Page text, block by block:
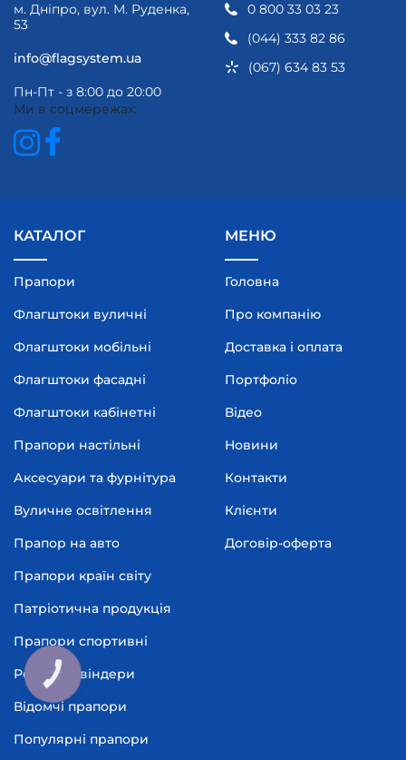
м. Дніпро, вул. М. Руденка,
53
info@flagsystem.ua
Пн-Пт - з 8:00 до 20:00
0 800 33 03 23
(044) 333 82 86
(067) 634 83 53
Ми в соцмережах:
КАТАЛОГ
Прапори
Флагштоки вуличні
Флагштоки мобільні
Флагштоки фасадні
Флагштоки кабінетні
Прапори настільні
Аксесуари та фурнітура
Вуличне освітлення
Прапор на авто
Прапори країн світу
Патріотична продукція
Прапори спортивні
Рекламні віндери
Відомчі прапори
Популярні прапори
МЕНЮ
Головна
Про компанію
Доставка і оплата
Портфоліо
Відео
Новини
Контакти
Клієнти
Договір-оферта
КНОПКА
ЗВ'ЯЗКУ